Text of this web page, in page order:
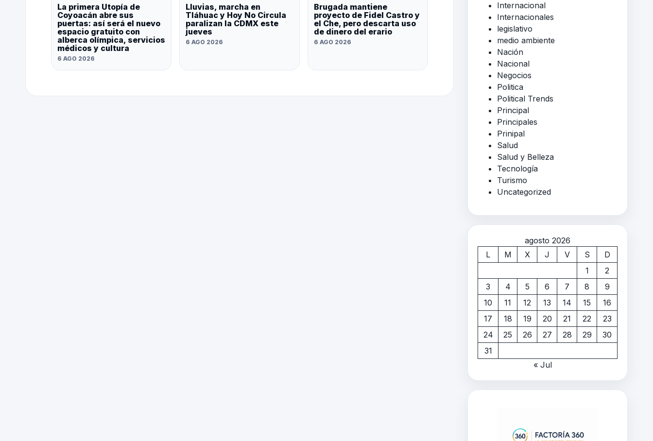
La primera Utopía de
Coyoacán abre sus
puertas: así será el nuevo
espacio gratuito con
alberca olímpica, servicios
médicos y cultura
6 AGO 2026
Lluvias, marcha en
Tláhuac y Hoy No Circula
paralizan la CDMX este
jueves
6 AGO 2026
Brugada mantiene
proyecto de Fidel Castro y
el Che, pero descarta uso
de dinero del erario
6 AGO 2026
Internacional
Internacionales
legislativo
medio ambiente
Nación
Nacional
Negocios
Politica
Political Trends
Principal
Principales
Prinipal
Salud
Salud y Belleza
Tecnología
Turismo
Uncategorized
agosto 2026
L
M X J V S
D
1
2
3
4 5 6 7 8
9
10
11 12 13 14 15
16
17
18 19 20 21 22
23
24
25 26 27 28 29
30
31
« Jul